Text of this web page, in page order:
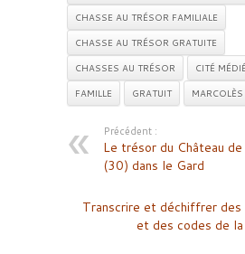
CHASSE AU TRÉSOR FAMILIALE
CHASSE AU TRÉSOR GRATUITE
CHASSES AU TRÉSOR
CITÉ
FAMILLE
GRATUIT MARCOLÈS
Précédent :
Le trésor du Château de
(30) dans le Gard
Transcrire et déchiffrer des
et des codes de